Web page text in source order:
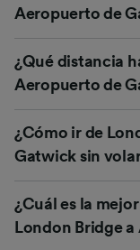
Aeropuerto de
¿Qué distancia
Aeropuerto de
¿Cómo ir de
Gatwick sin
¿Cuál es la
London Bridge